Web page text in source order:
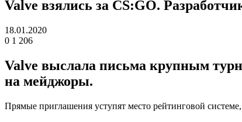
Valve взялись за CS:GO.
18.01.2020
0 1 206
Valve выслала письма крупным
на мейджоры.
Прямые приглашения уступят место рейтинговой